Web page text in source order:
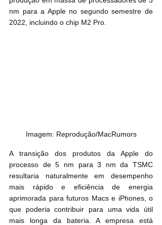
nm para a Apple no segundo semestre de
2022, incluindo o chip M2 Pro.
Imagem: Reprodução/MacRumors
A transição dos produtos da Apple do
processo de 5 nm para 3 nm da TSMC
resultaria naturalmente em desempenho
mais rápido e eficiência de energia
aprimorada para futuros Macs e iPhones, o
que poderia contribuir para uma vida útil
mais longa da bateria. A empresa está